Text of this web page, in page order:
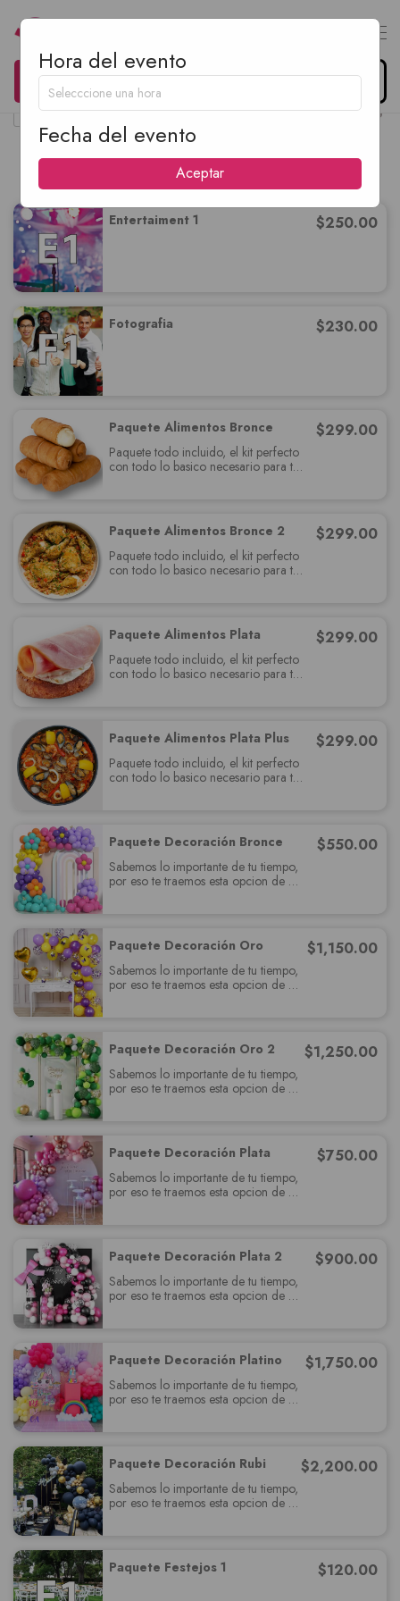
Organiza tu evento 0 $0.00
Paquetes
Entertaiment 1 $250.00
Fotografia $230.00
Paquete Alimentos Bronce $299.00
Paquete todo incluido, el kit perfecto
con todo lo basico necesario para tu
Paquete Alimentos Bronce 2 $299.00
Paquete todo incluido, el kit perfecto
con todo lo basico necesario para tu
Paquete Alimentos Plata $299.00
Paquete todo incluido, el kit perfecto
con todo lo basico necesario para tu
Paquete Alimentos Plata Plus $299.00
Paquete todo incluido, el kit perfecto
con todo lo basico necesario para tu
Paquete Decoración Bronce $550.00
Sabemos lo importante de tu tiempo,
por eso te traemos esta opcion de
Paquete Decoración Oro
$1,150.00
Sabemos lo importante de tu tiempo,
por eso te traemos esta opcion de
Paquete Decoración Oro 2
$1,250.00
Sabemos lo importante de tu tiempo,
por eso te traemos esta opcion de
Paquete Decoración Plata
$750.00
Sabemos lo importante de tu tiempo,
por eso te traemos esta opcion de
Paquete Decoración Plata 2
$900.00
Sabemos lo importante de tu tiempo,
por eso te traemos esta opcion de
Paquete Decoración Platino
$1,750.00
Sabemos lo importante de tu tiempo,
por eso te traemos esta opcion de
Paquete Decoración Rubi
$2,200.00
Sabemos lo importante de tu tiempo,
por eso te traemos esta opcion de
Paquete Festejos 1
$120.00
Hora del evento
Fecha del evento
Aceptar